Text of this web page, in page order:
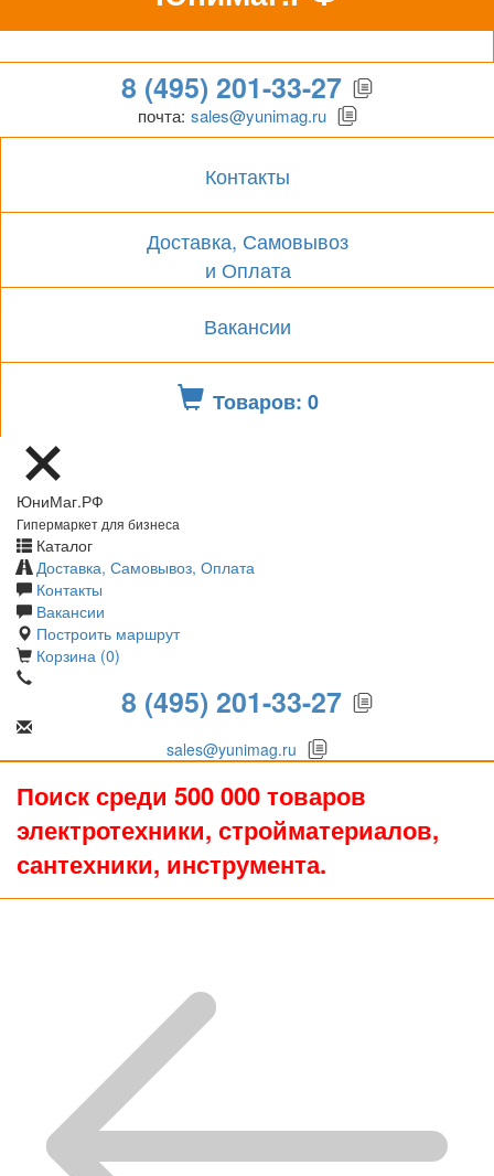
Гипермаркет для бизнеса
8 (495) 201-33-27
почта: sales@yunimag.ru
Контакты
Доставка, Самовывоз
и Оплата
Вакансии
Товаров: 0
ЮниМаг.РФ
Гипермаркет для бизнеса
Каталог
Доставка, Самовывоз, Оплата
Контакты
Вакансии
Построить маршрут
Корзина (0)
8 (495) 201-33-27
sales@yunimag.ru
Поиск среди 500 000 товаров
электротехники, стройматериалов,
сантехники, инструмента.